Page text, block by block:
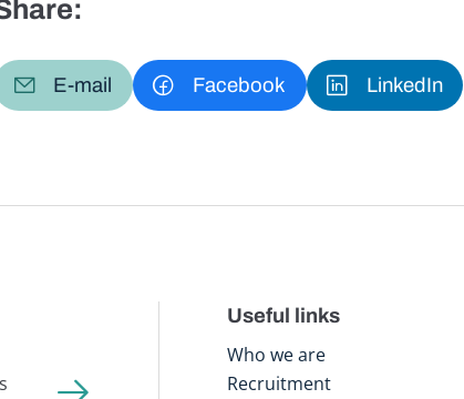
E-mail Facebook LinkedIn
Useful links
Who we are
Recruitment